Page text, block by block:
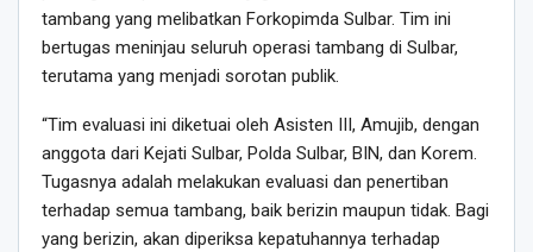
tambang yang melibatkan Forkopimda Sulbar. Tim ini
bertugas meninjau seluruh operasi tambang di Sulbar,
terutama yang menjadi sorotan publik.
“Tim evaluasi ini diketuai oleh Asisten III, Amujib, dengan
anggota dari Kejati Sulbar, Polda Sulbar, BIN, dan Korem.
Tugasnya adalah melakukan evaluasi dan penertiban
terhadap semua tambang, baik berizin maupun tidak. Bagi
yang berizin, akan diperiksa kepatuhannya terhadap